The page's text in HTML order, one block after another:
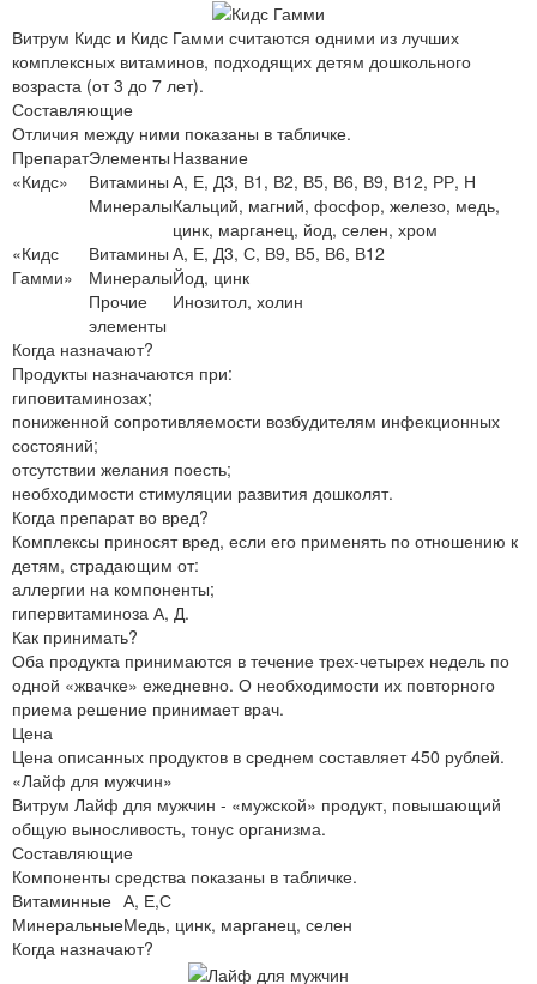
Витрум Кидс и Кидс Гамми считаются одними из лучших
комплексных витаминов, подходящих детям дошкольного
возраста (от 3 до 7 лет).
Составляющие
Отличия между ними показаны в табличке.
ПрепаратЭлементы Название
«Кидс»
Витамины А, Е, Д3, В1, В2, В5, В6, В9, В12, РР, Н
МинералыКальций, магний, фосфор, железо, медь,
цинк, марганец, йод, селен, хром
«Кидс
Гамми»
Витамины А, Е, Д3, С, В9, В5, В6, В12
МинералыЙод, цинк
Прочие
элементы
Инозитол, холин
Когда назначают?
Продукты назначаются при:
гиповитаминозах;
пониженной сопротивляемости возбудителям инфекционных
состояний;
отсутствии желания поесть;
необходимости стимуляции развития дошколят.
Когда препарат во вред?
Комплексы приносят вред, если его применять по отношению к
детям, страдающим от:
аллергии на компоненты;
гипервитаминоза А, Д.
Как принимать?
Оба продукта принимаются в течение трех-четырех недель по
одной «жвачке» ежедневно. О необходимости их повторного
приема решение принимает врач.
Цена
Цена описанных продуктов в среднем составляет 450 рублей.
«Лайф для мужчин»
Витрум Лайф для мужчин - «мужской» продукт, повышающий
общую выносливость, тонус организма.
Составляющие
Компоненты средства показаны в табличке.
Витаминные А, Е,С
МинеральныеМедь, цинк, марганец, селен
Когда назначают?